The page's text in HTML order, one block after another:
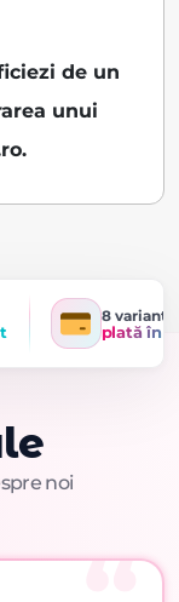
de un
unui
8 variante
plată în
noi